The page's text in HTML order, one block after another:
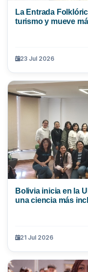
La Entrada
turismo y mueve
23 Jul 2026
Bolivia inicia en la
una ciencia más
21 Jul 2026